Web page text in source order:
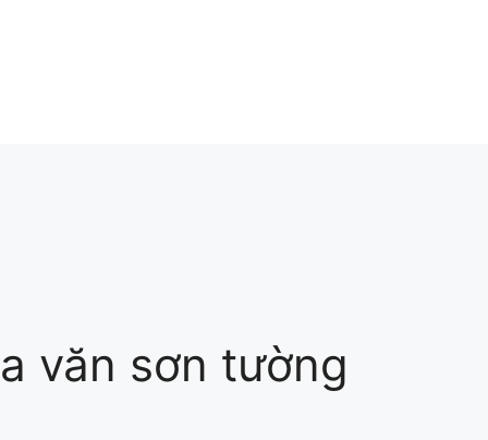
văn sơn tường